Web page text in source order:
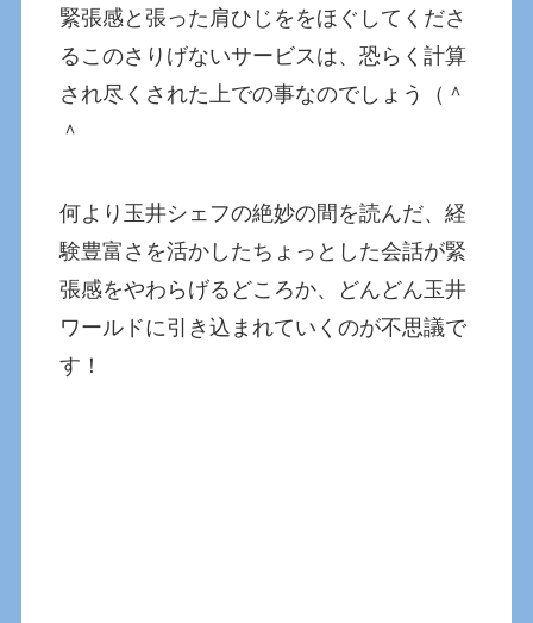
緊張感と張った肩ひじををほぐしてくださ
るこのさりげないサービスは、恐らく計算
され尽くされた上での事なのでしょう（＾
＾
何より玉井シェフの絶妙の間を読んだ、経
験豊富さを活かしたちょっとした会話が緊
張感をやわらげるどころか、どんどん玉井
ワールドに引き込まれていくのが不思議で
す！